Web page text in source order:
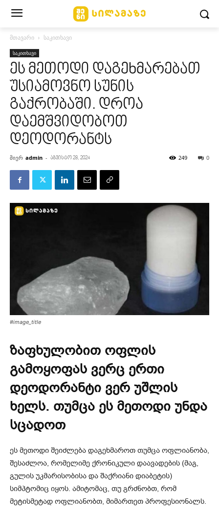
მთავარი საკითხავი
საკითხავი
ეს მეთოდი დაგეხმარებათ
უსიამოვნო სუნის
გაქრობაში. დროა
დაემშვიდობოთ
დეოდორანტს
მიერ admin - აგვისტო 28, 2024 0
249
#image_title
ზაფხულობით ოფლის
გამოყოფას ვერც ერთი
დეოდორანტი ვერ უშლის
ხელს. თუმცა ეს მეთოდი უნდა
სცადოთ
ეს მეთოდი შეიძლება დაგეხმაროთ თუმცა ოფლიანობა,
შესაძლოა, რომელიმე ქრონიკული დაავადების (მაგ,
გულის უკმარისობისა და შაქრიანი დიაბეტის)
სიმპტომიც იყოს. ამიტომაც, თუ გრძნობთ, რომ
მეტისმეტად ოფლიანობთ, მიმართეთ პროფესიონალს.